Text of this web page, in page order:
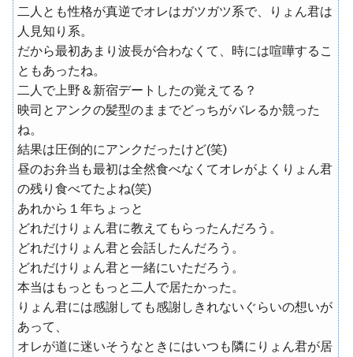
二人とも性格が真逆でオレはガツガツ系で、りょん君は
人見知り系。
だから最初あまり波長が合わなくて、時には喧嘩するこ
ともあったね。
二人で上野＆新宿デートしたの覚えてる？
映司とアンクの髪型のままでどっちがバレるか競った
ね。
結果は圧倒的にアンクだったけど(笑)
昼のお弁当も最初は全然食べなくてオレがよくりょん君
の残り食べてたよね(笑)
あれから１年ちょっと
どれだけりょん君に教えてもらったんだろう。
どれだけりょん君と会話したんだろう。
どれだけりょん君と一緒にいただろう。
本当はもっともっと二人で居たかった。
りょん君には感謝しても感謝しきれないぐらいの想いが
あって、
オレが道に迷いそうなときにはいつも隣にりょん君が居